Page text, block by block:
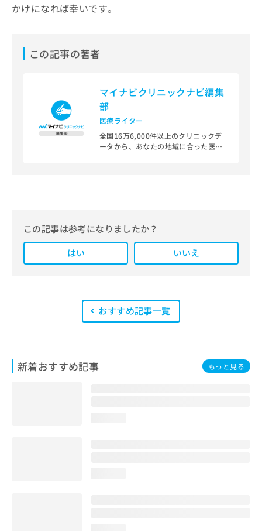
かけになれば幸いです。
この記事の著者
マイナビクリニックナビ編集
部
医療ライター
全国16万6,000件以上のクリニックデ
ータから、あなたの地域に合った医療
また、医療広告ガイドラインに準拠し
た編集体制を整えており、編集部内に
は、一般社団法人薬機法医療法規格協
います。
この記事は参考になりましたか？
はい
いいえ
おすすめ記事一覧
新着おすすめ記事 もっと見る